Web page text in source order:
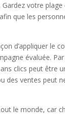
votre
que les
d’appliquer le
évaluée.
clics peut être
des ventes peut
le monde, car